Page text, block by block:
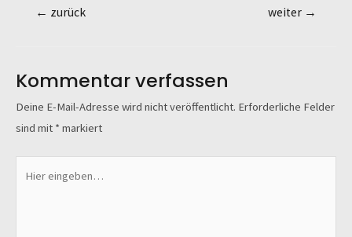
← zurück weiter →
Kommentar verfassen
Deine E-Mail-Adresse wird nicht veröffentlicht. Erforderliche Felder
sind mit * markiert